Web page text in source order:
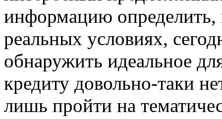
информацию определить,
реальных условиях,
обнаружить идеальное
кредиту довольно-таки
лишь пройти на